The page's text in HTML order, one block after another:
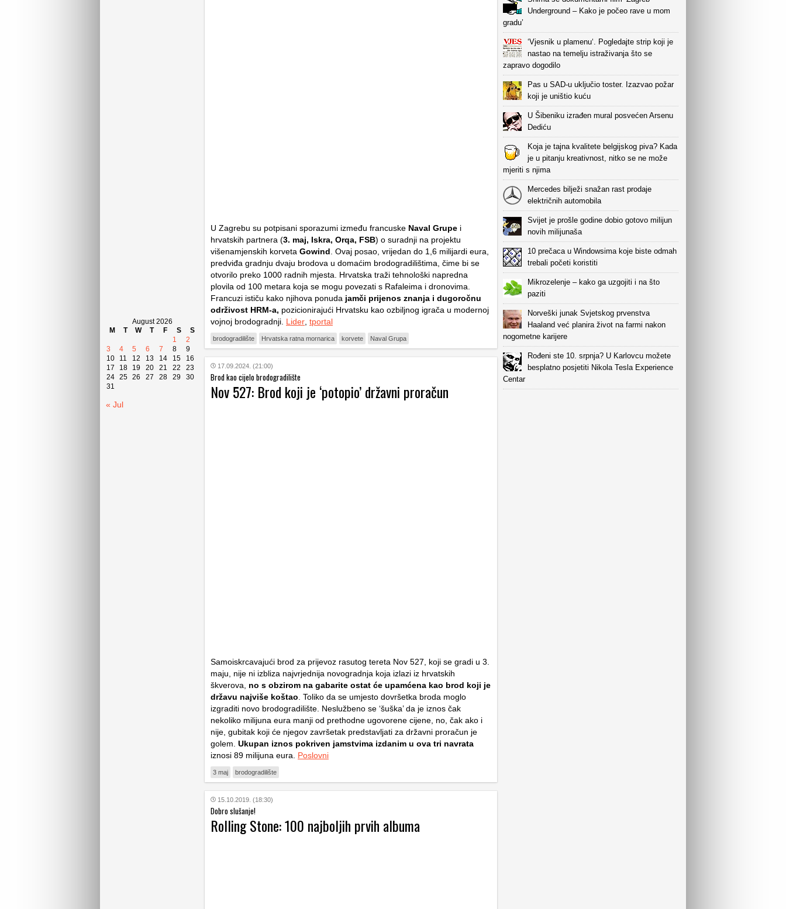
August 2026
M
T W T F S
S
1
2
3
4 5 6 7 8
9
10
11 12 13 14 15
16
17
18 19 20 21 22
23
24 25 26 27 28 29
30
31
« Jul
U Zagrebu su potpisani sporazumi između francuske Naval Grupe i
hrvatskih partnera (3. maj, Iskra, Orqa, FSB) o suradnji na projektu
višenamjenskih korveta Gowind. Ovaj posao, vrijedan do 1,6 milijardi eura,
predviđa gradnju dvaju brodova u domaćim brodogradilištima, čime bi se
otvorilo preko 1000 radnih mjesta. Hrvatska traži tehnološki napredna
plovila od 100 metara koja se mogu povezati s Rafaleima i dronovima.
Francuzi ističu kako njihova ponuda jamči prijenos znanja i dugoročnu
održivost HRM-a, pozicionirajući Hrvatsku kao ozbiljnog igrača u modernoj
vojnoj brodogradnji. Lider, tportal
brodogradilište Hrvatska ratna mornarica korvete Naval Grupa
17.09.2024. (21:00)
Brod kao cijelo brodogradilište
Nov 527: Brod koji je ‘potopio’ državni proračun
Samoiskrcavajući brod za prijevoz rasutog tereta Nov 527, koji se gradi u 3.
maju, nije ni izbliza najvrjednija novogradnja koja izlazi iz hrvatskih
škverova, no s obzirom na gabarite ostat će upamćena kao brod koji je
državu najviše koštao. Toliko da se umjesto dovršetka broda moglo
izgraditi novo brodogradilište. Neslužbeno se ‘šuška’ da je iznos čak
nekoliko milijuna eura manji od prethodne ugovorene cijene, no, čak ako i
nije, gubitak koji će njegov završetak predstavljati za državni proračun je
golem. Ukupan iznos pokriven jamstvima izdanim u ova tri navrata
iznosi 89 milijuna eura. Poslovni
3 maj brodogradilište
15.10.2019. (18:30)
Dobro slušanje!
Rolling Stone: 100 najboljih prvih albuma
Underground – Kako je počeo rave u mom
gradu’
‘Vjesnik u plamenu‘. Pogledajte strip koji je
nastao na temelju istraživanja što se
zapravo dogodilo
Pas u SAD-u uključio toster. Izazvao požar
koji je uništio kuću
U Šibeniku izrađen mural posvećen Arsenu
Dediću
Koja je tajna kvalitete belgijskog piva? Kada
je u pitanju kreativnost, nitko se ne može
mjeriti s njima
Mercedes bilježi snažan rast prodaje
električnih automobila
Svijet je prošle godine dobio gotovo milijun
novih milijunaša
10 prečaca u Windowsima koje biste odmah
trebali početi koristiti
Mikrozelenje – kako ga uzgojiti i na što
paziti
Norveški junak Svjetskog prvenstva
Haaland već planira život na farmi nakon
nogometne karijere
Rođeni ste 10. srpnja? U Karlovcu možete
besplatno posjetiti Nikola Tesla Experience
Centar